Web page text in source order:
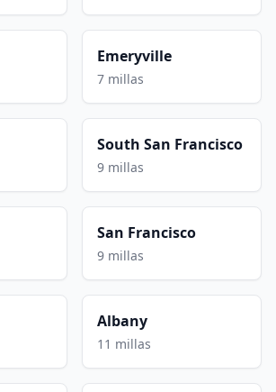
Emeryville
7 millas
South San Francisco
9 millas
San Francisco
9 millas
Albany
11 millas